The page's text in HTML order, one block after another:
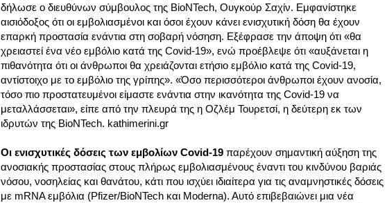
δήλωσε ο διευθύνων σύμβουλος της BioNTech, Ουγκούρ Σαχίν. Εμφανίστηκε
αισιόδοξος ότι οι εμβολιασμένοι και όσοι έχουν κάνει ενισχυτική δόση θα έχουν
επαρκή προστασία ενάντια στη σοβαρή νόσηση. Εξέφρασε την άποψη ότι «θα
χρειαστεί ένα νέο εμβόλιο κατά της Covid-19», ενώ προέβλεψε ότι «αυξάνεται η
πιθανότητα ότι οι άνθρωποι θα χρειάζονται ετήσιο εμβόλιο κατά της Covid-19,
αντίστοιχο με το εμβόλιο της γρίπης». «Όσο περισσότεροι άνθρωποι έχουν ανοσία,
τόσο πιο προστατευμένοι είμαστε ενάντια στην ικανότητα της Covid-19 να
μεταλλάσσεται», είπε από την πλευρά της η Οζλέμ Τουρετσί, η δεύτερη εκ των
ιδρυτών της BioNTech. kathimerini.gr
Οι ενισχυτικές δόσεις των εμβολίων Covid-19 παρέχουν σημαντική αύξηση της
ανοσιακής προστασίας στους πλήρως εμβολιασμένους έναντι του κινδύνου βαριάς
νόσου, νοσηλείας και θανάτου, κάτι που ισχύει ιδιαίτερα για τις αναμνηστικές δόσεις
με mRNA εμβόλια (Pfizer/BioNTech και Moderna). Αυτό επιβεβαιώνει μια νέα